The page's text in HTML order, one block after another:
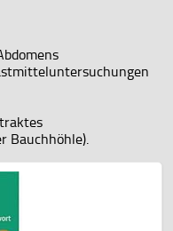
Bauchhöhle).